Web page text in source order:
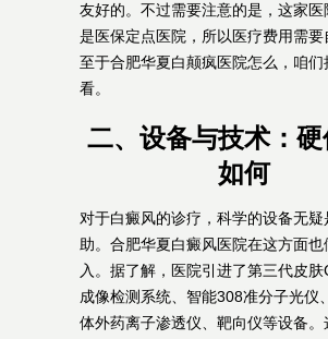
友好的。不过需要注意的是，这家医
是医保定点医院，所以医疗费用需要
至于合肥华夏白颠疯医院怎么，咱们
看。
二、设备与技术：硬
如何
对于白癜风的诊疗，科学的设备无
助。合肥华夏白癜风医院在这方面
入。据了解，医院引进了第三代皮肤
成像检测系统、智能308准分子光仪
体外药离子渗透仪、靶向仪等设备